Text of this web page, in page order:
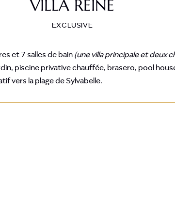
VILLA REINE
EXCLUSIVE
et 7 salles de bain (une villa principale et deux
piscine privative chauffée, brasero, pool
vers la plage de Sylvabelle.